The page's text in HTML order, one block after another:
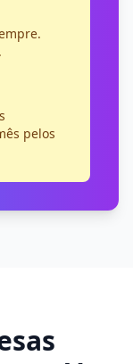
pelos